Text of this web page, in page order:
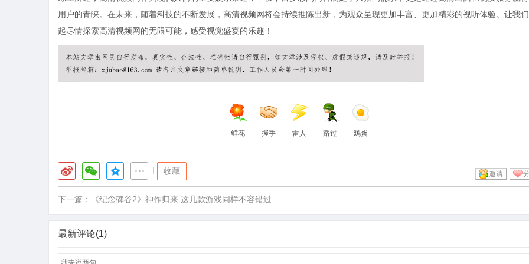
用户的青睐。在未来，随着科技的不断发展，高清视频网将会持续推陈出新，为观众呈现更加丰富、更加精彩的视听体验。让我
起尽情探索高清视频网的无限可能，感受视觉盛宴的乐趣！
鲜花 握手 雷人 路过 鸡蛋
收藏 邀请
下一篇： 《纪念碑谷2》神作归来 这几款游戏同样不容错过
最新评论(1)